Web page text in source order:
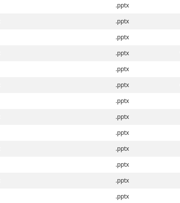
.pptx
.pptx
.pptx
.pptx
.pptx
.pptx
.pptx
.pptx
.pptx
.pptx
.pptx
.pptx
.pptx